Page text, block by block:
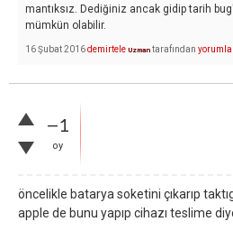
mantıksız. Dediğiniz ancak gidip tarih
mümkün olabilir.
16 Şubat 2016demirtele Uzman tarafından
–1
oy
öncelikle batarya soketini çıkarıp
apple de bunu yapıp cihazı teslime